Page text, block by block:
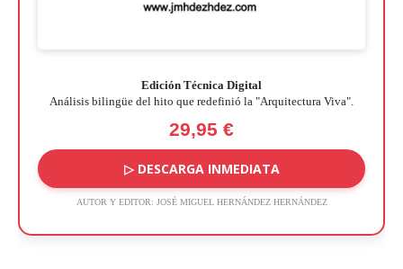
Edición Técnica Digital
Análisis bilingüe del hito que redefinió la "Arquitectura Viva".
29,95 €
▷ DESCARGA INMEDIATA
AUTOR Y EDITOR: JOSÉ MIGUEL HERNÁNDEZ HERNÁNDEZ